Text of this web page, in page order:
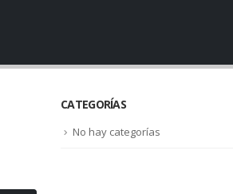
CATEGORÍAS
No hay categorías